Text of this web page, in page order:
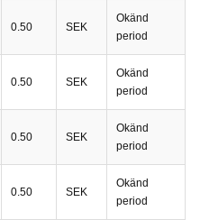
0.50 SEK
Okänd
period
0.50 SEK
Okänd
period
0.50 SEK
Okänd
period
0.50 SEK
Okänd
period